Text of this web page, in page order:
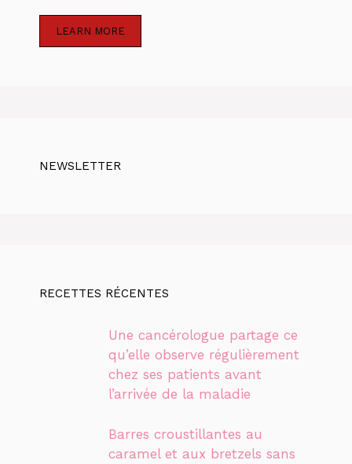
LEARN MORE
NEWSLETTER
RECETTES RÉCENTES
Une cancérologue partage ce
qu’elle observe régulièrement
chez ses patients avant
l’arrivée de la maladie
Barres croustillantes au
caramel et aux bretzels sans